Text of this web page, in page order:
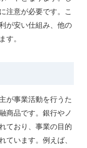
注意が必要です。こ
が安い仕組み、他の
す。
が事業活動を行うた
商品です。銀行やノ
ており、事業の目的
ています。例えば、